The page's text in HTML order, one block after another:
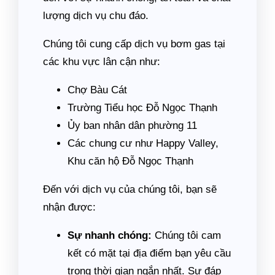
lượng dịch vụ chu đáo.
Chúng tôi cung cấp dịch vụ bơm gas tại
các khu vực lân cận như:
Chợ Bàu Cát
Trường Tiểu học Đỗ Ngọc Thạnh
Ủy ban nhân dân phường 11
Các chung cư như Happy Valley,
Khu căn hộ Đỗ Ngọc Thạnh
Đến với dịch vụ của chúng tôi, bạn sẽ
nhận được:
Sự nhanh chóng: Chúng tôi cam
kết có mặt tại địa điểm bạn yêu cầu
trong thời gian ngắn nhất. Sự đáp